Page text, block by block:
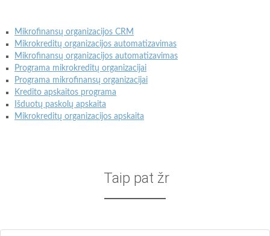
Mikrofinansų organizacijos CRM
Mikrokreditų organizacijos automatizavimas
Mikrofinansų organizacijos automatizavimas
Programa mikrokreditų organizacijai
Programa mikrofinansų organizacijai
Kredito apskaitos programa
Išduotų paskolų apskaita
Mikrokreditų organizacijos apskaita
Taip pat žr